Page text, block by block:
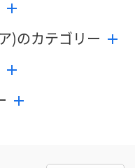
)のカテゴリー